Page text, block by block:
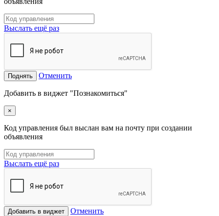
Выслать ещё раз
Поднять Отменить
Добавить в виджет "Познакомиться"
×
Код управления был выслан вам на почту при создании
объявления
Выслать ещё раз
Добавить в виджет Отменить